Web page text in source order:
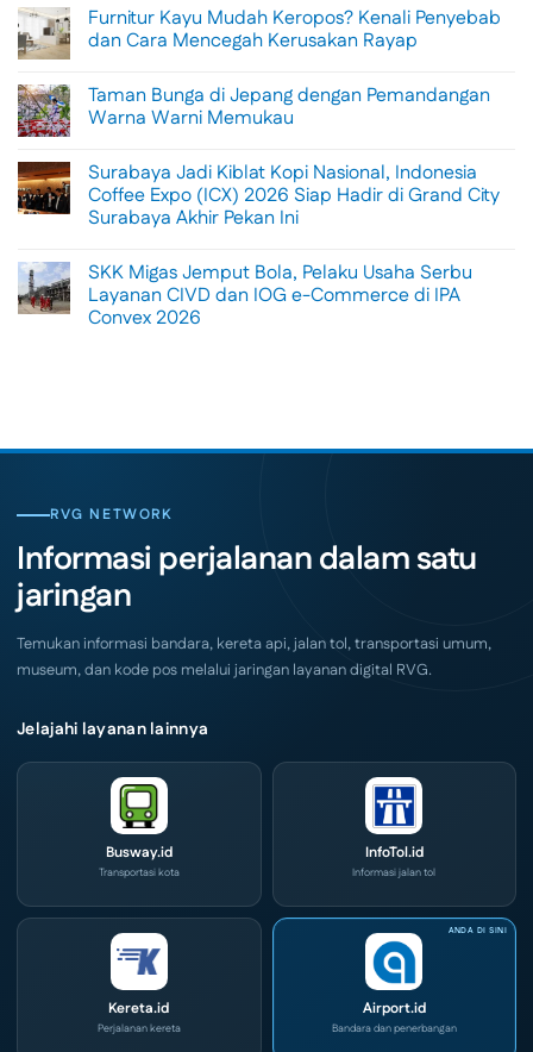
on
Menikmati
Sisi
Lewat
Rafting
di
Ubud
Furnitur Kayu Mudah Keropos? Kenali Penyebab
dan Cara Mencegah Kerusakan Rayap
on
Furnitur
Kayu
Kenali
Penyebab
dan
Cara
Rayap
Taman Bunga di Jepang dengan Pemandangan
Warna Warni Memukau
on
Taman
Bunga
di
Pemandangan
Warna
Warni
Memukau
Surabaya Jadi Kiblat Kopi Nasional, Indonesia
Coffee Expo (ICX) 2026 Siap Hadir di Grand City
Surabaya Akhir Pekan Ini
on
Surabaya
Jadi
Kiblat
Hadir
City
Surabaya
Pekan
Ini
SKK Migas Jemput Bola, Pelaku Usaha Serbu
Layanan CIVD dan IOG e-Commerce di IPA
Convex 2026
Pelaku
CIVD
e-
Commerce
di
IPA
2026
RVG NETWORK
Informasi perjalanan dalam satu
jaringan
Temukan informasi bandara, kereta api, jalan tol, transportasi umum,
museum, dan kode pos melalui jaringan layanan digital RVG.
Jelajahi layanan lainnya
Busway.id
Transportasi kota
InfoTol.id
Informasi jalan tol
Kereta.id
Perjalanan kereta
Airport.id
Bandara dan penerbangan